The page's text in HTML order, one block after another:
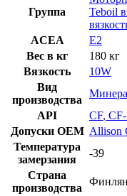
Группа
Teboil
ACEA
E2
Вес в кг
180 кг
Вязкость
10W
Вид
производства
API
CF,
Допуски OEM Allison
Температура
замерзания
-39
Страна
производства